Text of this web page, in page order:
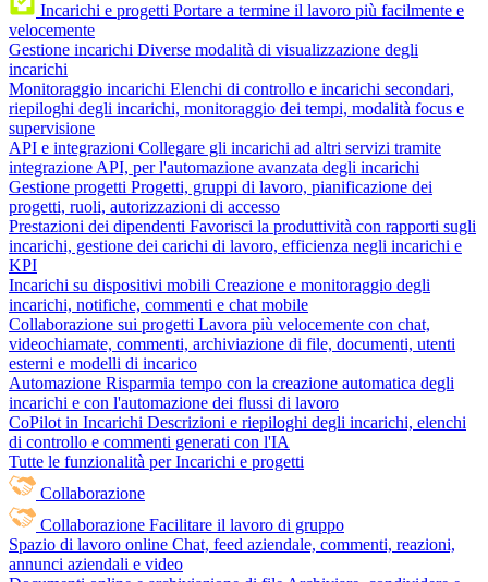
Incarichi e progetti Portare a termine il lavoro più facilmente e
velocemente
Gestione incarichi Diverse modalità di visualizzazione degli
incarichi
Monitoraggio incarichi Elenchi di controllo e incarichi secondari,
riepiloghi degli incarichi, monitoraggio dei tempi, modalità focus e
supervisione
API e integrazioni Collegare gli incarichi ad altri servizi tramite
integrazione API, per l'automazione avanzata degli incarichi
Gestione progetti Progetti, gruppi di lavoro, pianificazione dei
progetti, ruoli, autorizzazioni di accesso
Prestazioni dei dipendenti Favorisci la produttività con rapporti sugli
incarichi, gestione dei carichi di lavoro, efficienza negli incarichi e
KPI
Incarichi su dispositivi mobili Creazione e monitoraggio degli
incarichi, notifiche, commenti e chat mobile
Collaborazione sui progetti Lavora più velocemente con chat,
videochiamate, commenti, archiviazione di file, documenti, utenti
esterni e modelli di incarico
Automazione Risparmia tempo con la creazione automatica degli
incarichi e con l'automazione dei flussi di lavoro
CoPilot in Incarichi Descrizioni e riepiloghi degli incarichi, elenchi
di controllo e commenti generati con l'IA
Tutte le funzionalità per Incarichi e progetti
Collaborazione
Collaborazione Facilitare il lavoro di gruppo
Spazio di lavoro online Chat, feed aziendale, commenti, reazioni,
annunci aziendali e video